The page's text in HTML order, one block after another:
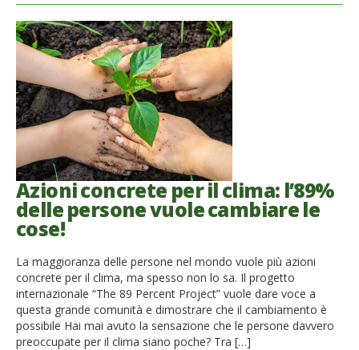
Azioni concrete per il clima: l’89%
delle persone vuole cambiare le
cose!
La maggioranza delle persone nel mondo vuole più azioni
concrete per il clima, ma spesso non lo sa. Il progetto
internazionale “The 89 Percent Project” vuole dare voce a
questa grande comunità e dimostrare che il cambiamento è
possibile Hai mai avuto la sensazione che le persone davvero
preoccupate per il clima siano poche? Tra […]